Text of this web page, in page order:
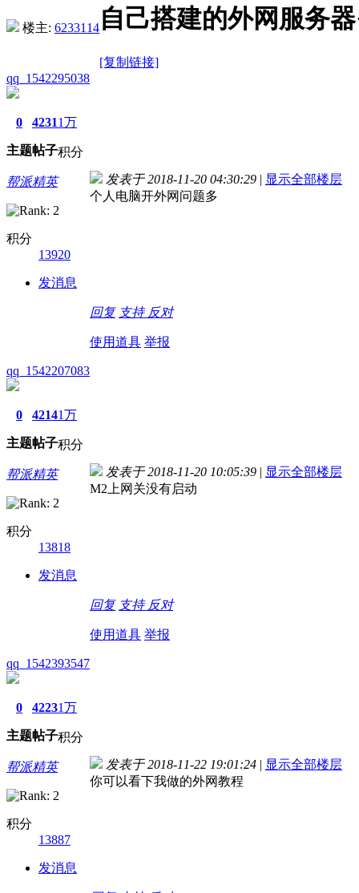
楼主: 6233114 自己搭建的外网服务
[复制链接]
qq_1542295038
0
主题
4231
帖子
1万
积分
帮派精英
积分
13920
发消息
发表于 2018-11-20 04:30:29 | 显示全部楼层
个人电脑开外网问题多
回复 支持 反对
使用道具 举报
qq_1542207083
0
主题
4214
帖子
1万
积分
帮派精英
积分
13818
发消息
发表于 2018-11-20 10:05:39 | 显示全部楼层
M2上网关没有启动
回复 支持 反对
使用道具 举报
qq_1542393547
0
主题
4223
帖子
1万
积分
帮派精英
积分
13887
发消息
发表于 2018-11-22 19:01:24 | 显示全部楼层
你可以看下我做的外网教程